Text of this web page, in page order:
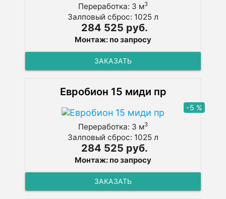
Переработка: 3 м3
Залповый сброс: 1025 л
284 525 руб.
Монтаж: по запросу
ЗАКАЗАТЬ
Евробион 15 миди пр
-5 %
Переработка: 3 м3
Залповый сброс: 1025 л
284 525 руб.
Монтаж: по запросу
ЗАКАЗАТЬ